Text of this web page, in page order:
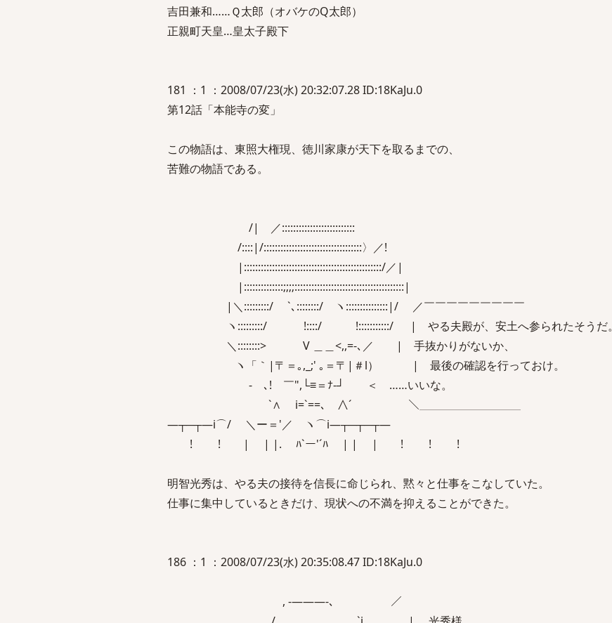
吉田兼和……Ｑ太郎（オバケのQ太郎）
正親町天皇…皇太子殿下
181 ：1 ：2008/07/23(水) 20:32:07.28 ID:18KaJu.0
第12話「本能寺の変」
この物語は、東照大権現、徳川家康が天下を取るまでの、
苦難の物語である。
/| ／::::::::::::::::::::::::::ゝ
/::::|/:::::::::::::::::::::::::::::::::::〉／!
|:::::::::::::::::::::::::::::::::::::::::::::::::/／|
|::::::::::::::;;;;:::::::::::::::::::::::::::::::::::::::|
|＼:::::::::/ `､::::::::/ ヽ:::::::::::::::|/ ／￣￣￣￣￣￣￣￣￣
ヽ:::::::::/ !::::/ !:::::::::::/ | やる夫殿が、安土へ参られたそうだ。
＼::::::::> V ＿＿<,,=-､／ | 手抜かりがないか、
ヽ「｀|〒＝｡,_;' ｡＝〒|＃l） | 最後の確認を行っておけ。
‐ゝ､! ￣",└≡＝ﾅ-┘ ＜ ……いいな。
`∧ i=`==､ ∧´ ＼＿＿＿＿＿＿＿＿＿
―┬─┬―i⌒/ ＼ー＝'／ ヽ⌒i―┬─┬─┬―
! ! | | |. ﾊ`ー'´ﾊ | | | ! ! !
明智光秀は、やる夫の接待を信長に命じられ、黙々と仕事をこなしていた。
仕事に集中しているときだけ、現状への不満を抑えることができた。
186 ：1 ：2008/07/23(水) 20:35:08.47 ID:18KaJu.0
, -―――-､ ／￣￣￣￣￣￣￣￣